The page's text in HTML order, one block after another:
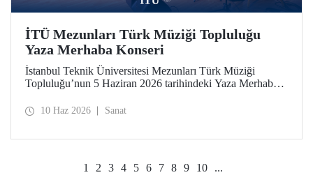
İTÜ Mezunları Türk Müziği Topluluğu
Yaza Merhaba Konseri
İstanbul Teknik Üniversitesi Mezunları Türk Müziği
Topluluğu’nun 5 Haziran 2026 tarihindeki Yaza Merhaba
dinleyicilere unutulmaz bir akşam yaşattı
10 Haz 2026 Sanat
1 2 3 4 5 6 7 8 9 10 ...